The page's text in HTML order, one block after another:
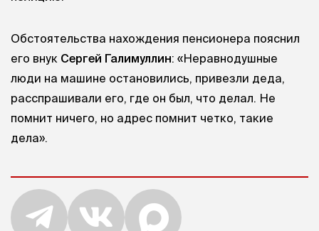
Обстоятельства нахождения пенсионера пояснил
его внук Сергей Галимуллин: «Неравнодушные
люди на машине остановились, привезли деда,
расспрашивали его, где он был, что делал. Не
помнит ничего, но адрес помнит четко, такие
дела».